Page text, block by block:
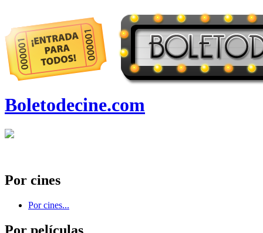
Boletodecine.com
Por cines
Por cines...
Por películas